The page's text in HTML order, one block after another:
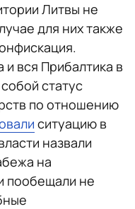
Литвы не
для них также
вся Прибалтика в
статус
по отношению
ситуацию в
назвали
на
пообещали не